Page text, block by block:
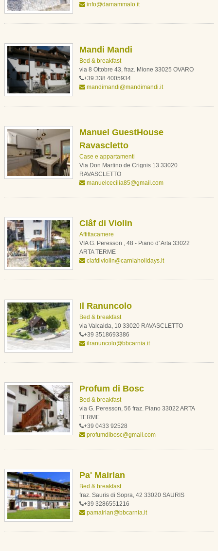
info@damammalo.it
Mandi Mandi
Bed & breakfast
via 8 Ottobre 43, fraz. Mione 33025 OVARO
+39 338 4005934
mandimandi@mandimandi.it
Manuel GuestHouse
Ravascletto
Case e appartamenti
Via Don Martino de Crignis 13 33020
RAVASCLETTO
manuelcecilia85@gmail.com
Clâf di Violin
Affittacamere
VIA G. Peresson , 48 - Piano d' Arta 33022
ARTA TERME
clafdiviolin@carniaholidays.it
Il Ranuncolo
Bed & breakfast
via Valcalda, 10 33020 RAVASCLETTO
+39 3518693386
ilranuncolo@bbcarnia.it
Profum di Bosc
Bed & breakfast
via G. Peresson, 56 fraz. Piano 33022 ARTA
TERME
+39 0433 92528
profumdibosc@gmail.com
Pa' Mairlan
Bed & breakfast
fraz. Sauris di Sopra, 42 33020 SAURIS
+39 3286551216
pamairlan@bbcarnia.it